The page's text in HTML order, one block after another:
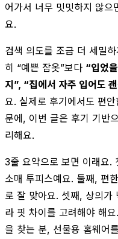
어가서 너무 밋밋하지 않으
요.
검색 의도를 조금 더 세밀
히 “예쁜 잠옷”보다 “입었
지”, “집에서 자주 입어도
요. 실제로 후기에서도 편
문에, 이번 글은 후기 기반
리해요.
3줄 요약으로 보면 이래요.
소매 투피스예요. 둘째, 편
로 잘 맞아요. 셋째, 상의가
라 핏 차이를 고려해야 해
을 찾는 분, 선물용 홈웨어